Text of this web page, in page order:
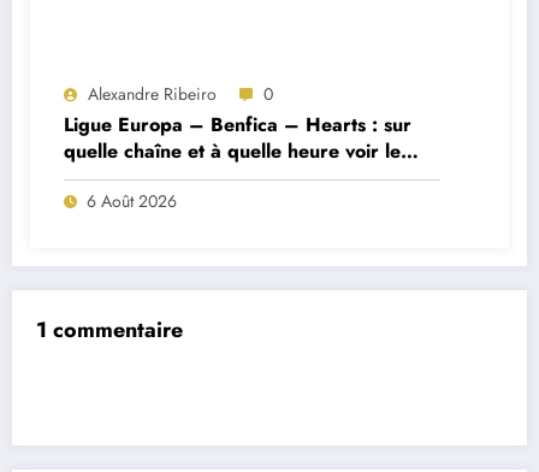
Alexandre Ribeiro 0
Ligue Europa – Benfica – Hearts : sur
quelle chaîne et à quelle heure voir le
match ?
6 Août 2026
1 commentaire